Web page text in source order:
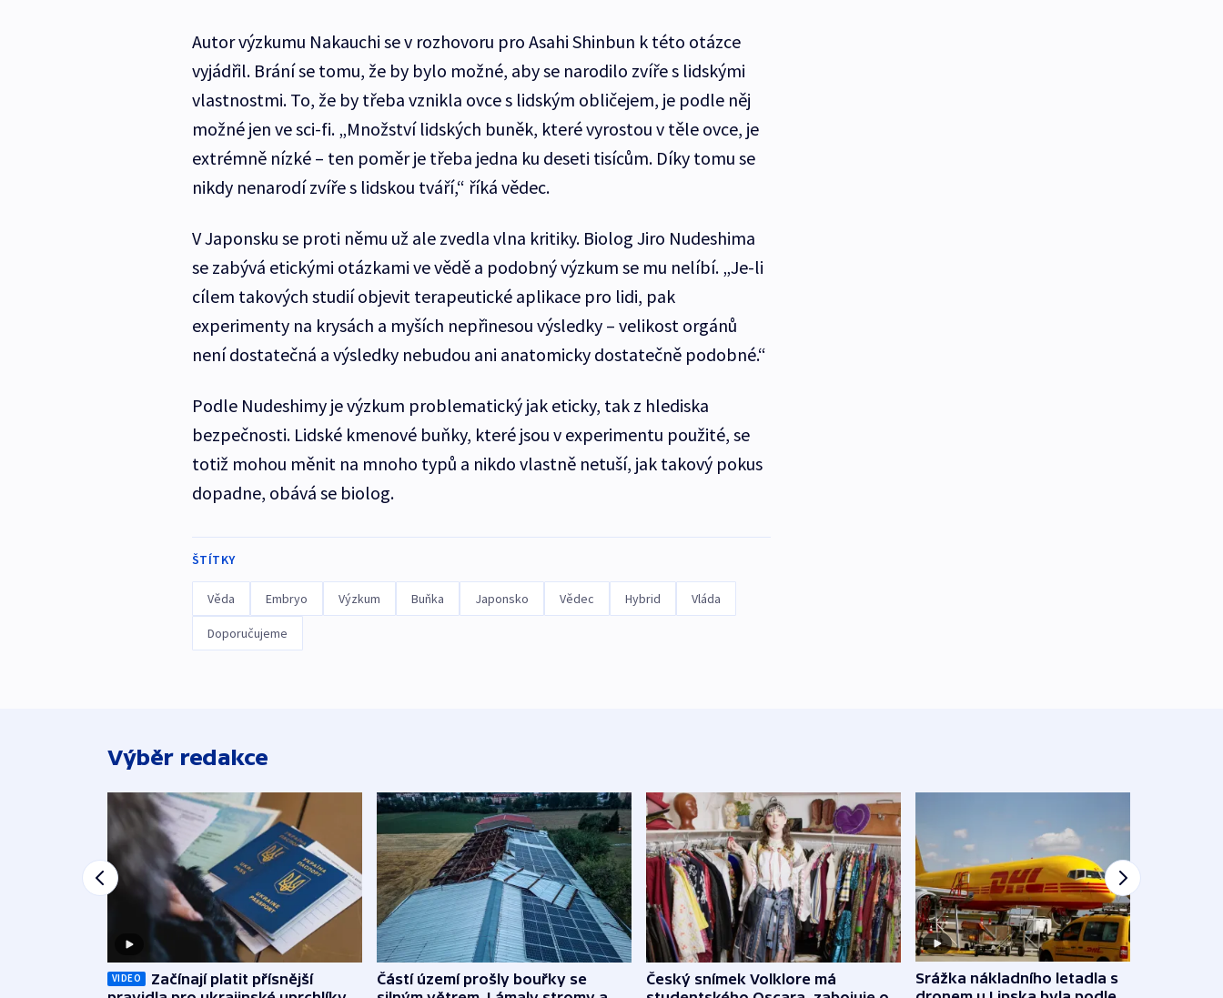
Autor výzkumu Nakauchi se v rozhovoru pro Asahi Shinbun k této otázce
vyjádřil. Brání se tomu, že by bylo možné, aby se narodilo zvíře s lidskými
vlastnostmi. To, že by třeba vznikla ovce s lidským obličejem, je podle něj
možné jen ve sci-fi. „Množství lidských buněk, které vyrostou v těle ovce, je
extrémně nízké – ten poměr je třeba jedna ku deseti tisícům. Díky tomu se
nikdy nenarodí zvíře s lidskou tváří,“ říká vědec.
V Japonsku se proti němu už ale zvedla vlna kritiky. Biolog Jiro Nudeshima
se zabývá etickými otázkami ve vědě a podobný výzkum se mu nelíbí. „Je-li
cílem takových studií objevit terapeutické aplikace pro lidi, pak
experimenty na krysách a myších nepřinesou výsledky – velikost orgánů
není dostatečná a výsledky nebudou ani anatomicky dostatečně podobné.“
Podle Nudeshimy je výzkum problematický jak eticky, tak z hlediska
bezpečnosti. Lidské kmenové buňky, které jsou v experimentu použité, se
totiž mohou měnit na mnoho typů a nikdo vlastně netuší, jak takový pokus
dopadne, obává se biolog.
ŠTÍTKY
Věda Embryo Výzkum Buňka Japonsko Vědec Hybrid Vláda
Doporučujeme
Výběr redakce
VIDEO
Začínají platit přísnější
Částí území prošly bouřky se
Český snímek Volklore má
Srážka nákladního letadla s